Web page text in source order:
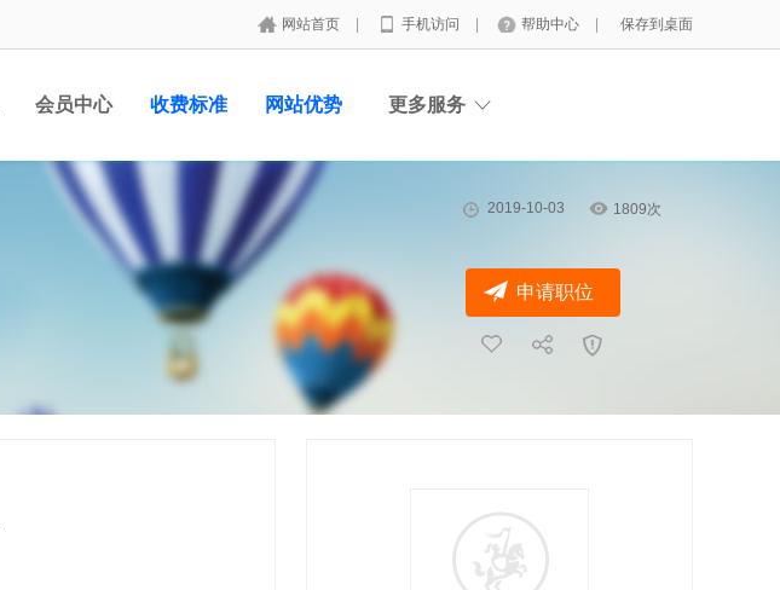
网站首页 手机访问 帮助中心 保存到桌面
会员中心 收费标准 网站优势 更多服务
2019-10-03 1809次
申请职位